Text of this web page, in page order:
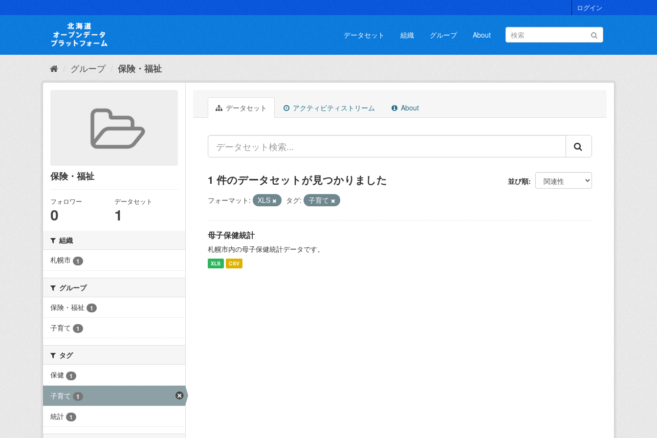
キ
て
ログイン
データセット 組織 グループ About
グループ 保険・福祉
保険・福祉
フォロワー
0
データセット
1
組織
札幌市
1
グループ
保険・福祉
1
子育て 1
タグ
保健
1
子育て 1
統計 1
データセット アクティビティストリーム About
並び順
1 件のデータセットが見つかりました
フォーマット: XLS タグ: 子育て
母子保健統計
札幌市内の母子保健統計データです。
XLS CSV